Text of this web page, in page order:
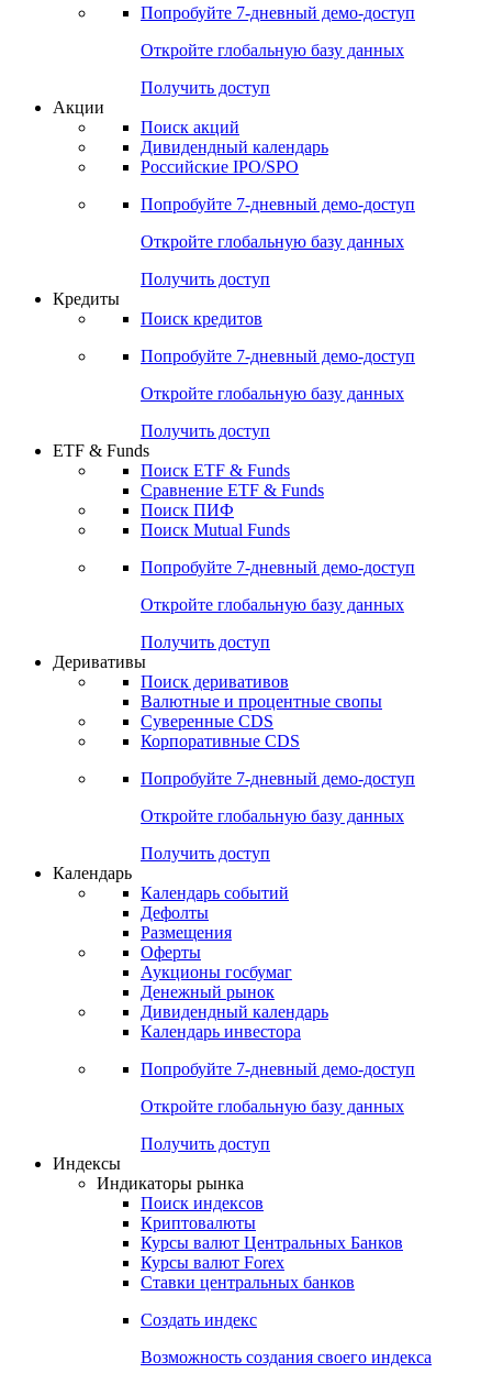
Попробуйте 7-дневный демо-доступ
Откройте глобальную базу данных
Получить доступ
Акции
Поиск акций
Дивидендный календарь
Российские IPO/SPO
Попробуйте 7-дневный демо-доступ
Откройте глобальную базу данных
Получить доступ
Кредиты
Поиск кредитов
Попробуйте 7-дневный демо-доступ
Откройте глобальную базу данных
Получить доступ
ETF & Funds
Поиск ETF & Funds
Сравнение ETF & Funds
Поиск ПИФ
Поиск Mutual Funds
Попробуйте 7-дневный демо-доступ
Откройте глобальную базу данных
Получить доступ
Деривативы
Поиск деривативов
Валютные и процентные свопы
Суверенные CDS
Корпоративные CDS
Попробуйте 7-дневный демо-доступ
Откройте глобальную базу данных
Получить доступ
Календарь
Календарь событий
Дефолты
Размещения
Оферты
Аукционы госбумаг
Денежный рынок
Дивидендный календарь
Календарь инвестора
Попробуйте 7-дневный демо-доступ
Откройте глобальную базу данных
Получить доступ
Индексы
Индикаторы рынка
Поиск индексов
Криптовалюты
Курсы валют Центральных Банков
Курсы валют Forex
Ставки центральных банков
Создать индекс
Возможность создания своего индекса